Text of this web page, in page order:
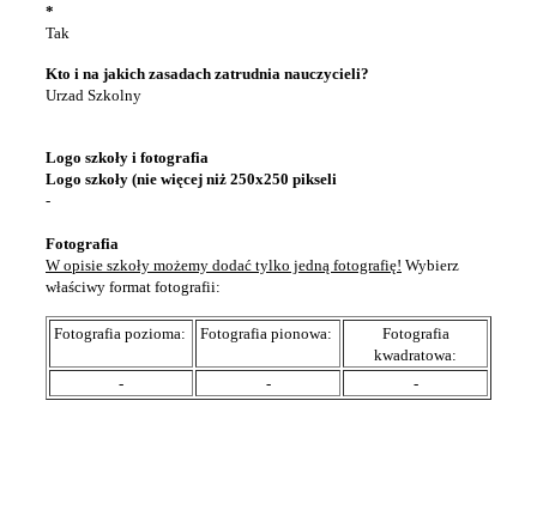
*
Tak
Kto i na jakich zasadach zatrudnia nauczycieli?
Urzad Szkolny
Logo szkoły i fotografia
Logo szkoły (nie więcej niż 250x250 pikseli
-
Fotografia
W opisie szkoły możemy dodać tylko jedną fotografię! Wybierz
właściwy format fotografii:
Fotografia pozioma: Fotografia pionowa:
Fotografia
kwadratowa:
-
- -